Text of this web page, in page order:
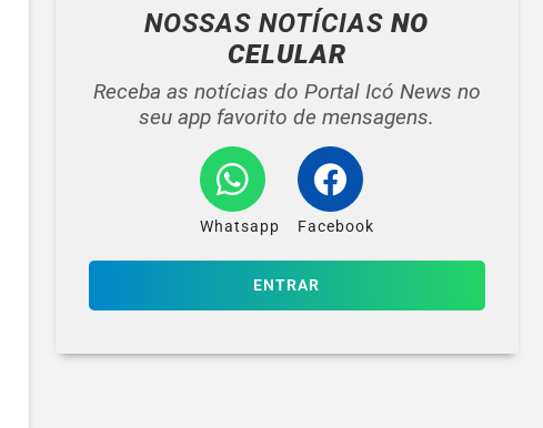
NOSSAS NOTÍCIASNO
CELULAR
Receba as notícias do Portal Icó News no
seu app favorito de mensagens.
Whatsapp Facebook
ENTRAR